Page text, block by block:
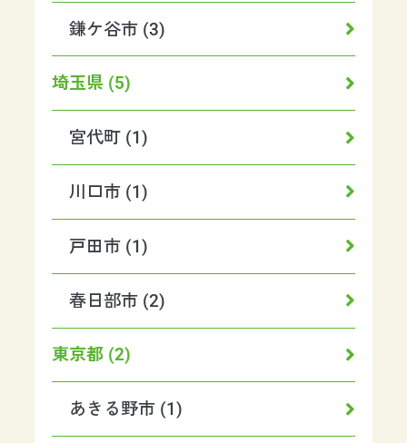
鎌ケ谷市 (3)
埼玉県 (5)
宮代町 (1)
川口市 (1)
戸田市 (1)
春日部市 (2)
東京都 (2)
あきる野市 (1)